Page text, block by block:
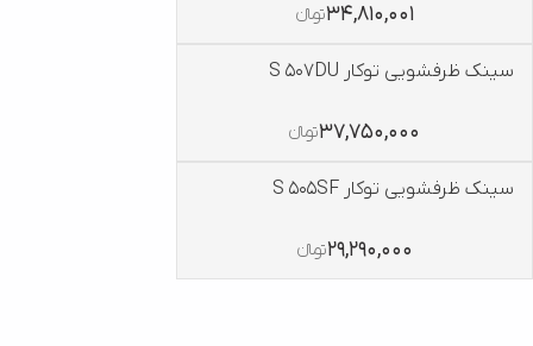
34,810,001تومانءءء
سینک ظرفشویی توکار S 507DU
37,750,000تومانءءء
سینک ظرفشویی توکار S 505SF
29,290,000تومانءءء